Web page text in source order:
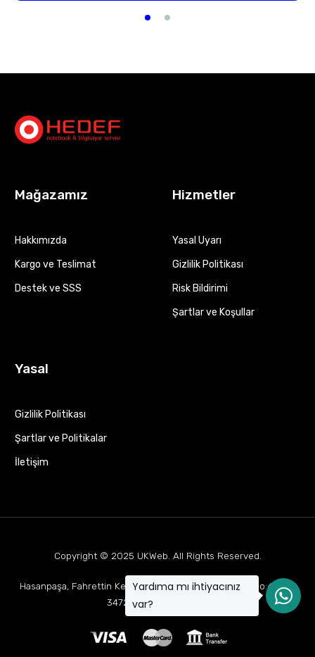
Mağazamız
Hakkımızda
Kargo ve Teslimat
Destek ve SSS
Hizmetler
Yasal Uyarı
Gizlilik Politikası
Risk Bildirimi
Şartlar ve Koşullar
Yasal
Gizlilik Politikası
Şartlar ve Politikalar
İletişim
Copyright © 2025 UKWeb . All Rights Reserved.
Hasanpaşa, Fahrettin Kerim Gökay Cd Mukaddes Apt No:63 D:1,
34722 Kadıköy/İstanbul
Yardıma mı ihtiyacınız
var?